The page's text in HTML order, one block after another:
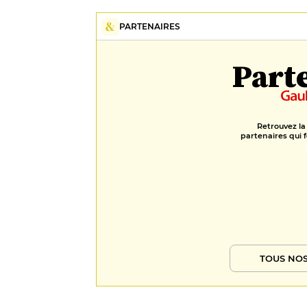
PARTENAIRES
Retrouvez
partenaires qui
TOUS